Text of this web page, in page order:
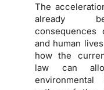
The
already
consequences
and human
how the
law can
environmental